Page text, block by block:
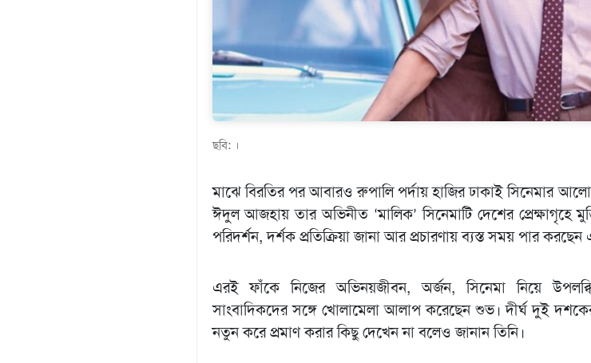
ছবি: ।
মাঝে বিরতির পর আবারও রুপালি পর্দায় হাজির ঢাকাই সিনেমার
ঈদুল আজহায় তার অভিনীত ‘মালিক’ সিনেমাটি দেশের প্রেক্ষাগৃহে
পরিদর্শন, দর্শক প্রতিক্রিয়া জানা আর প্রচারণায় ব্যস্ত সময় পার করছেন
এরই ফাঁকে নিজের অভিনয়জীবন, অর্জন, সিনেমা নিয়ে
সাংবাদিকদের সঙ্গে খোলামেলা আলাপ করেছেন শুভ। দীর্ঘ দুই
নতুন করে প্রমাণ করার কিছু দেখেন না বলেও জানান তিনি।